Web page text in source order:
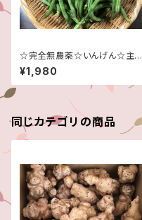
☆完全無農薬☆いんげん☆主に
大きめ＆曲がり☆たっぷり３キロ
です！☆信州産♪☆
¥1,980
同じカテゴリの商品